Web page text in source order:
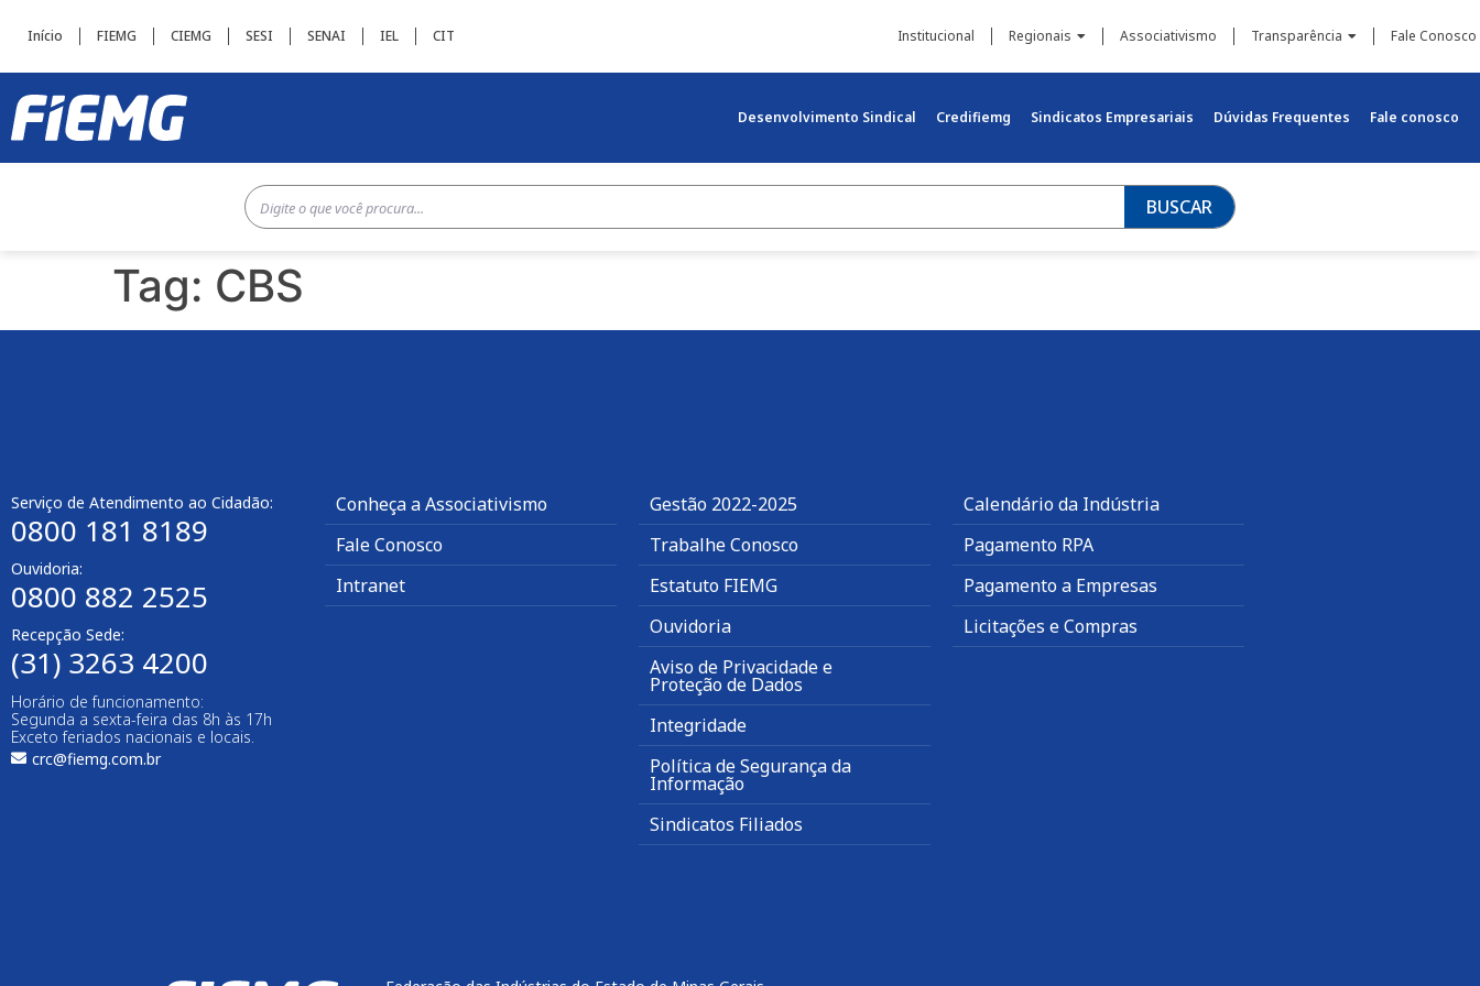
Início FIEMG CIEMG SESI SENAI IEL CIT Institucional Regionais Associativismo Transparência Fale Conosco
Desenvolvimento Sindical Credifiemg Sindicatos Empresariais Dúvidas Frequentes Fale conosco
BUSCAR
Tag: CBS
Serviço de Atendimento ao Cidadão:
0800 181 8189
Ouvidoria:
0800 882 2525
Recepção Sede:
(31) 3263 4200
Horário de funcionamento:
Segunda a sexta-feira das 8h às 17h
Exceto feriados nacionais e locais.
crc@fiemg.com.br
Conheça a Associativismo
Fale Conosco
Intranet
Gestão 2022-2025
Trabalhe Conosco
Estatuto FIEMG
Ouvidoria
Aviso de Privacidade e
Proteção de Dados
Integridade
Política de Segurança da
Informação
Sindicatos Filiados
Calendário da Indústria
Pagamento RPA
Pagamento a Empresas
Licitações e Compras